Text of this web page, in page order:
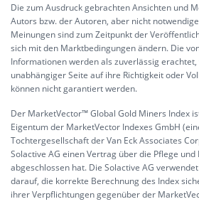
Die zum Ausdruck gebrachten Ansichten und
Autors bzw. der Autoren, aber nicht
Meinungen sind zum Zeitpunkt der
sich mit den Marktbedingungen ändern. Die
Informationen werden als zuverlässig
unabhängiger Seite auf ihre Richtigkeit oder
können nicht garantiert werden.
Der MarketVector™ Global Gold Miners Index
Eigentum der MarketVector Indexes GmbH
Tochtergesellschaft der Van Eck Associates
Solactive AG einen Vertrag über die Pflege
abgeschlossen hat. Die Solactive AG
darauf, die korrekte Berechnung des Index
ihrer Verpflichtungen gegenüber der